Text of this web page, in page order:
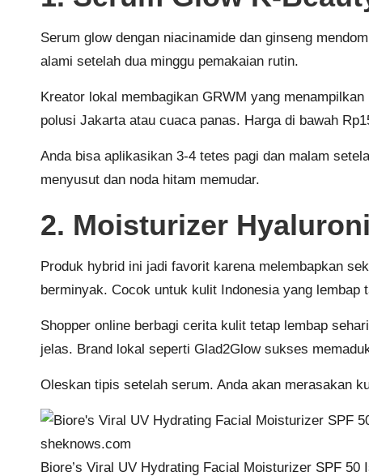
Serum glow dengan niacinamide dan ginseng
alami setelah dua minggu pemakaian rutin.
Kreator lokal membagikan GRWM yang
polusi Jakarta atau cuaca panas. Harga di bawah
Anda bisa aplikasikan 3-4 tetes pagi dan malam
menyusut dan noda hitam memudar.
2. Moisturizer
Produk hybrid ini jadi favorit karena melembapkan
berminyak. Cocok untuk kulit Indonesia yang lembap
Shopper online berbagi cerita kulit tetap lembap
jelas. Brand lokal seperti Glad2Glow sukses
Oleskan tipis setelah serum. Anda akan merasakan
sheknows.com
Biore’s Viral UV Hydrating Facial Moisturizer SPF 50